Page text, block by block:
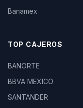
Banamex
TOP CAJEROS
BANORTE
BBVA MEXICO
SANTANDER